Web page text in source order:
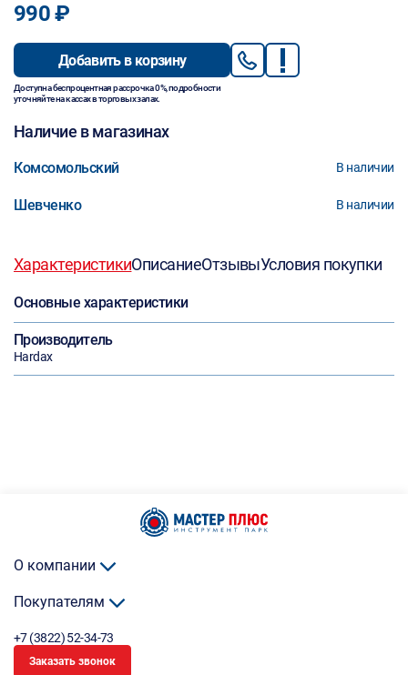
990 ₽
Добавить в корзину
Доступна беспроцентная рассрочка 0%, подробности
уточняйте на кассах в торговых залах.
Наличие в магазинах
Комсомольский В наличии
Шевченко В наличии
ХарактеристикиОписаниеОтзывыУсловия покупки
Основные характеристики
Производитель
Hardax
О компании
Покупателям
+7 (3822) 52-34-73
Заказать звонок